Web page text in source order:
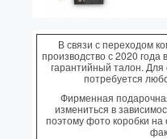
В связи с переходом
производство с 2020 года
гарантийный талон.
потребуется
Фирменная
измениться в
поэтому фото коробки на